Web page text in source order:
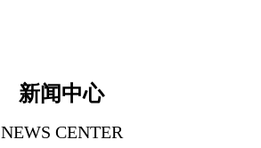
新闻中心
NEWS CENTER